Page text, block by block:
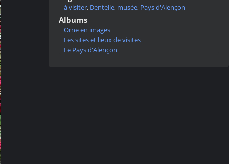
à visiter, Dentelle, musée, Pays d'Alençon
Albums
Orne en images
Les sites et lieux de visites
Le Pays d'Alençon